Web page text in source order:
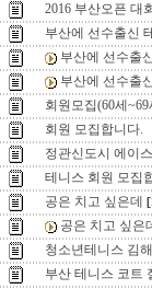
2016 부산오픈 대
부산에 선수출신
부산에 선수출
부산에 선수출
회원모집(60세~69
회원 모집합니다.
정관신도시 에이
테니스 회원 모집
공은 치고 싶은데
공은 치고 싶은
청소년테니스 김
부산 테니스 코트